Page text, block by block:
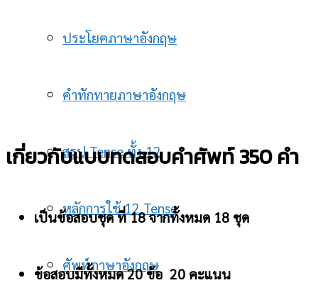
ประโยคภาษาอังกฤษ
คำทักทายภาษาอังกฤษ
สรุป Tense ทั้ง 12
หลักการใช้ 12 Tense
ศัพท์ภาษาอังกฤษ
เกี่ยวกับแบบทดสอบคำศัพท์ 350 คำ
เป็นข้อสอบชุด ที่ 18 จากทั้งหมด 18 ชุด
ข้อสอบมีทั้งหมด 20 ข้อ 20 คะแนน